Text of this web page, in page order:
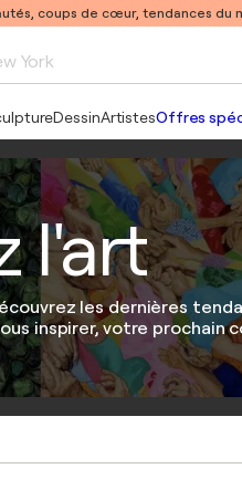
coups de cœur, tendances du
York
Picasso
DessinArtistesOffres
l'art
les dernières
inspirer, votre